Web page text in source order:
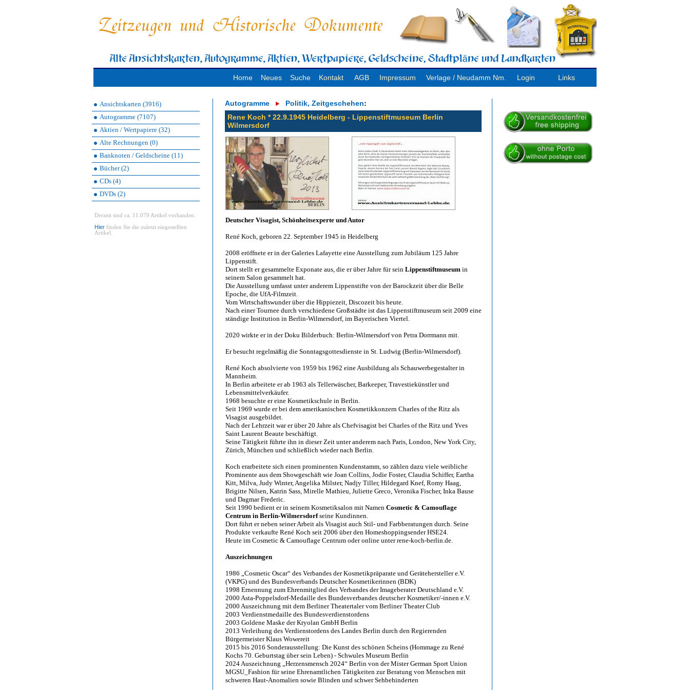
Home Neues Suche Kontakt AGB Impressum Verlage / Neudamm Nm. Login Links
Ansichtskarten (3916)
Autogramme (7107)
Aktien / Wertpapiere (32)
Alte Rechnungen (0)
Banknoten / Geldscheine (11)
Bücher (2)
CDs (4)
DVDs (2)
Derzeit sind ca. 11.079 Artikel vorhanden.
Hier finden Sie die zuletzt eingestellten
Artikel.
Autogramme Politik, Zeitgeschehen:
Rene Koch * 22.9.1945 Heidelberg - Lippenstiftmuseum Berlin
Wilmersdorf
Deutscher Visagist, Schönheitsexperte und Autor
René Koch, geboren 22. September 1945 in Heidelberg
2008 eröffnete er in der Galeries Lafayette eine Ausstellung zum Jubiläum 125 Jahre
Lippenstift.
Dort stellt er gesammelte Exponate aus, die er über Jahre für sein Lippenstiftmuseum in
seinem Salon gesammelt hat.
Die Ausstellung umfasst unter anderem Lippenstifte von der Barockzeit über die Belle
Epoche, die UfA-Filmzeit.
Vom Wirtschaftswunder über die Hippiezeit, Discozeit bis heute.
Nach einer Tournee durch verschiedene Großstädte ist das Lippenstiftmuseum seit 2009 eine
ständige Institution in Berlin-Wilmersdorf, im Bayerischen Viertel.
2020 wirkte er in der Doku Bilderbuch: Berlin-Wilmersdorf von Petra Dorrmann mit.
Er besucht regelmäßig die Sonntagsgottesdienste in St. Ludwig (Berlin-Wilmersdorf).
René Koch absolvierte von 1959 bis 1962 eine Ausbildung als Schauwerbegestalter in
Mannheim.
In Berlin arbeitete er ab 1963 als Tellerwäscher, Barkeeper, Travestiekünstler und
Lebensmittelverkäufer.
1968 besuchte er eine Kosmetikschule in Berlin.
Seit 1969 wurde er bei dem amerikanischen Kosmetikkonzern Charles of the Ritz als
Visagist ausgebildet.
Nach der Lehrzeit war er über 20 Jahre als Chefvisagist bei Charles of the Ritz und Yves
Saint Laurent Beaute beschäftigt.
Seine Tätigkeit führte ihn in dieser Zeit unter anderem nach Paris, London, New York City,
Zürich, München und schließlich wieder nach Berlin.
Koch erarbeitete sich einen prominenten Kundenstamm, so zählen dazu viele weibliche
Prominente aus dem Showgeschäft wie Joan Collins, Jodie Foster, Claudia Schiffer, Eartha
Kitt, Milva, Judy Winter, Angelika Milster, Nadjy Tiller, Hildegard Knef, Romy Haag,
Brigitte Nilsen, Katrin Sass, Mirelle Mathieu, Juliette Greco, Veronika Fischer, Inka Bause
und Dagmar Frederic.
Seit 1990 bedient er in seinem Kosmetiksalon mit Namen Cosmetic & Camouflage
Centrum in Berlin-Wilmersdorfseine Kundinnen.
Dort führt er neben seiner Arbeit als Visagist auch Stil- und Farbberatungen durch. Seine
Produkte verkaufte René Koch seit 2006 über den Homeshoppingsender HSE24.
Heute im Cosmetic & Camouflage Centrum oder online unter rene-koch-berlin.de.
Auszeichnungen
1986 „Cosmetic Oscar“ des Verbandes der Kosmetikpräparate und Gerätehersteller e.V.
(VKPG) und des Bundesverbands Deutscher Kosmetikerinnen (BDK)
1998 Ernennung zum Ehrenmitglied des Verbandes der Imageberater Deutschland e.V.
2000 Asta-Poppelsdorf-Medaille des Bundesverbandes deutscher Kosmetiker/-innen e.V.
2000 Auszeichnung mit dem Berliner Theatertaler vom Berliner Theater Club
2003 Verdienstmedaille des Bundesverdienstordens
2003 Goldene Maske der Kryolan GmbH Berlin
2013 Verleihung des Verdienstordens des Landes Berlin durch den Regierenden
Bürgermeister Klaus Wowereit
2015 bis 2016 Sonderausstellung: Die Kunst des schönen Scheins (Hommage zu René
Kochs 70. Geburtstag über sein Leben) - Schwules Museum Berlin
2024 Auszeichnung „Herzensmensch 2024“ Berlin von der Mister German Sport Union
MGSU_Fashion für seine Ehrenamtlichen Tätigkeiten zur Beratung von Menschen mit
schweren Haut-Anomalien sowie Blinden und schwer Sehbehinderten